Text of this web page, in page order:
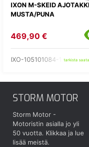
IXON M-SKEID AJOTAKKI
MUSTA/PUNA
469,90 €
IXO-105101084-17-tarkista
STORM MOTOR
Storm Motor -
Motoristin asialla jo yli
50 vuotta. Klikkaa ja lue
lisää meistä.